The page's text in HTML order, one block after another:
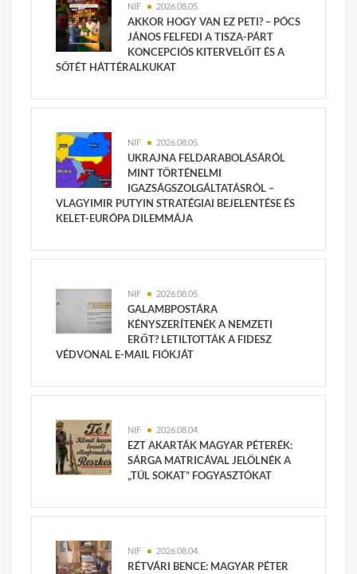
NIF 2026.08.05.
AKKOR HOGY VAN EZ PETI? – PÓCS
JÁNOS FELFEDI A TISZA-PÁRT
KONCEPCIÓS KITERVELŐIT ÉS A
SÖTÉT HÁTTÉRALKUKAT
NIF 2026.08.05.
UKRAJNA FELDARABOLÁSÁRÓL
MINT TÖRTÉNELMI
IGAZSÁGSZOLGÁLTATÁSRÓL –
VLAGYIMIR PUTYIN STRATÉGIAI BEJELENTÉSE ÉS
KELET-EURÓPA DILEMMÁJA
NIF 2026.08.05.
GALAMBPOSTÁRA
KÉNYSZERÍTENÉK A NEMZETI
ERŐT? LETILTOTTÁK A FIDESZ
VÉDVONAL E-MAIL FIÓKJÁT
NIF 2026.08.04.
EZT AKARTÁK MAGYAR PÉTERÉK:
SÁRGA MATRICÁVAL JELÖLNÉK A
„TÚL SOKAT” FOGYASZTÓKAT
NIF 2026.08.04.
RÉTVÁRI BENCE: MAGYAR PÉTER